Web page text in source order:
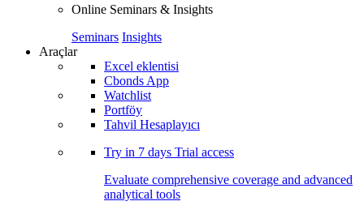
Online Seminars & Insights
Seminars Insights
Araçlar
Excel eklentisi
Cbonds App
Watchlist
Portföy
Tahvil Hesaplayıcı
Try in 7 days Trial access
Evaluate comprehensive coverage and advanced
analytical tools